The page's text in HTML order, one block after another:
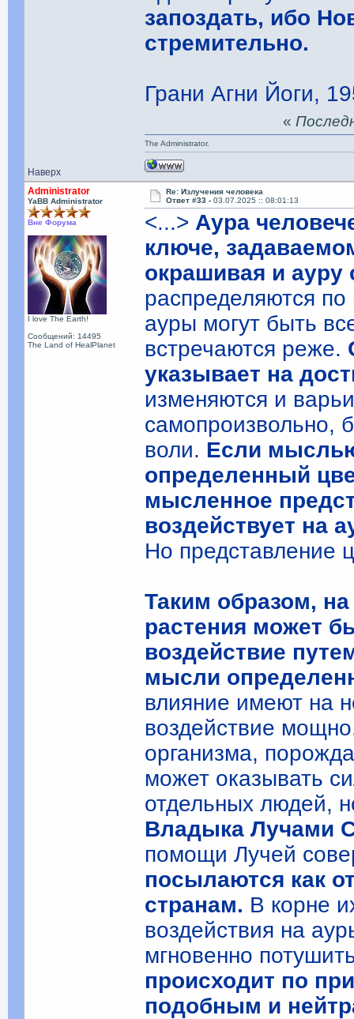
запоздать, ибо
стремительно.
Грани Агни Йоги,
Наверх
«
The Administrator.
Administrator
YaBB Administrator
Вне Форума
I love The Earth!
Сообщений: 14495
The Land of HealPlanet
Re: Излучения человека
Ответ #33 -03.07.2025 :: 08:01:13
<...> Аура
ключе,
окрашивая и ауру
распределяются
ауры могут быть
встречаются реже.
указывает на
изменяются и
самопроизвольно,
воли. Если
определенный
мысленное
воздействует на
Но представление
Таким образом,
растения может
воздействие
мысли
влияние имеют на
воздействие
организма,
может оказывать
отдельных людей,
Владыка Лучами
помощи Лучей
посылаются как
странам. В корне
воздействия на
мгновенно
происходит по
подобным и